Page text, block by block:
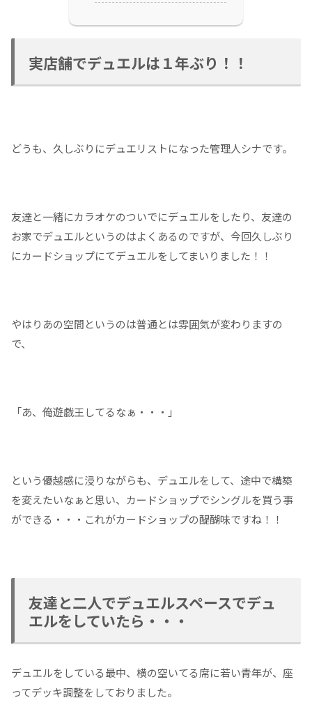
実店舗でデュエルは１年ぶり！！
どうも、久しぶりにデュエリストになった管理人シナです。
友達と一緒にカラオケのついでにデュエルをしたり、友達の
お家でデュエルというのはよくあるのですが、今回久しぶり
にカードショップにてデュエルをしてまいりました！！
やはりあの空間というのは普通とは雰囲気が変わりますの
で、
「あ、俺遊戯王してるなぁ・・・」
という優越感に浸りながらも、デュエルをして、途中で構築
を変えたいなぁと思い、カードショップでシングルを買う事
ができる・・・これがカードショップの醍醐味ですね！！
友達と二人でデュエルスペースでデュ
エルをしていたら・・・
デュエルをしている最中、横の空いてる席に若い青年が、座
ってデッキ調整をしておりました。